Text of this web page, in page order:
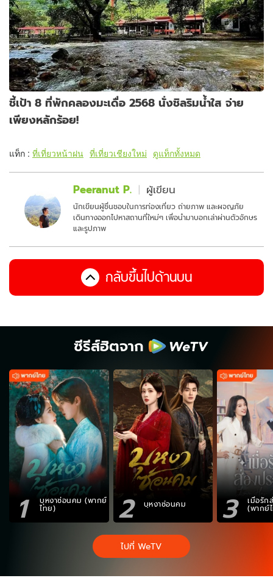
ชี้เป้า 8 ที่พักคลองมะเดื่อ 2568 นั่งชิลริมน้ำใส จ่าย
เพียงหลักร้อย!
แท็ก : ที่เที่ยวหน้าฝน ที่เที่ยวเชียงใหม่ ดูแท็กทั้งหมด
Peeranut P. ผู้เขียน
นักเขียนผู้ชื่นชอบในการท่องเที่ยว ถ่ายภาพ และผจญภัย
เดินทางออกไปหาสถานที่ใหม่ๆ เพื่อนำมาบอกเล่าผ่านตัวอักษร
และรูปภาพ
กลับขึ้นไปด้านบน
ซีรีส์ฮิตจาก
1 บุหงาซ่อนคม (พากย์
ไทย) 2 บุหงาซ่อนคม 3 เมื่อรัก
(พากย์
ไปที่ WeTV